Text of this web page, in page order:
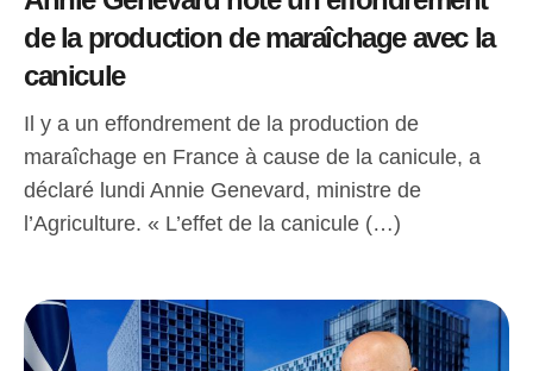
de la production de maraîchage avec la
canicule
Il y a un effondrement de la production de
maraîchage en France à cause de la canicule, a
déclaré lundi Annie Genevard, ministre de
l’Agriculture. « L’effet de la canicule (…)